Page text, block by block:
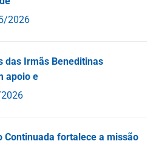
2026
das Irmãs Beneditinas
apoio e
Continuada fortalece a missão